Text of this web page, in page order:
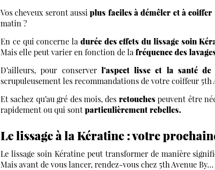
Vos cheveux seront aussi plus faciles à démêler et à coiffer
matin ?
En ce qui concerne la durée des effets du lissage soin
Mais elle peut varier en fonction de la fréquence des
D’ailleurs, pour conserver l’aspect lisse et la santé de
scrupuleusement les recommandations de votre coiffeur 5th
Et sachez qu’au gré des mois, des retouches peuvent être
rapidement ou qui sontparticulièrement rebelles.
Le lissage à la Kératine : votre
Le lissage soin Kératine peut transformer de manière
Mais avant de vous lancer, rendez-vous chez 5th Avenue